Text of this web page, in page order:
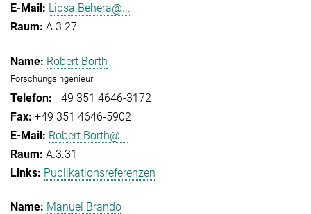
Lipsa.Behera@...
A.3.27
Robert Borth
Forschungsingenieur
+49 351 4646-3172
+49 351 4646-5902
Robert.Borth@...
A.3.31
Publikationsreferenzen
Manuel Brando